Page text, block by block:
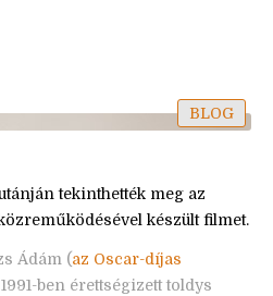
BLOG
tekinthették meg az
készült filmet.
Ádám (az Oscar-díjas
ben érettségizett toldys